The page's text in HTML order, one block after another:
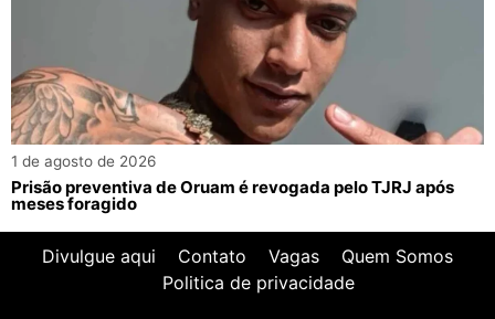
1 de agosto de 2026
Prisão preventiva de Oruam é revogada pelo TJRJ após
meses foragido
Divulgue aqui Contato Vagas
Quem Somos
Politica de privacidade